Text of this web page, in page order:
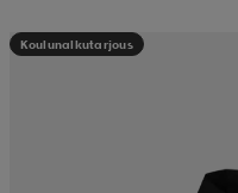
Koulunalkutarjous